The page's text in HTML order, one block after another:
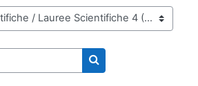
Search courses